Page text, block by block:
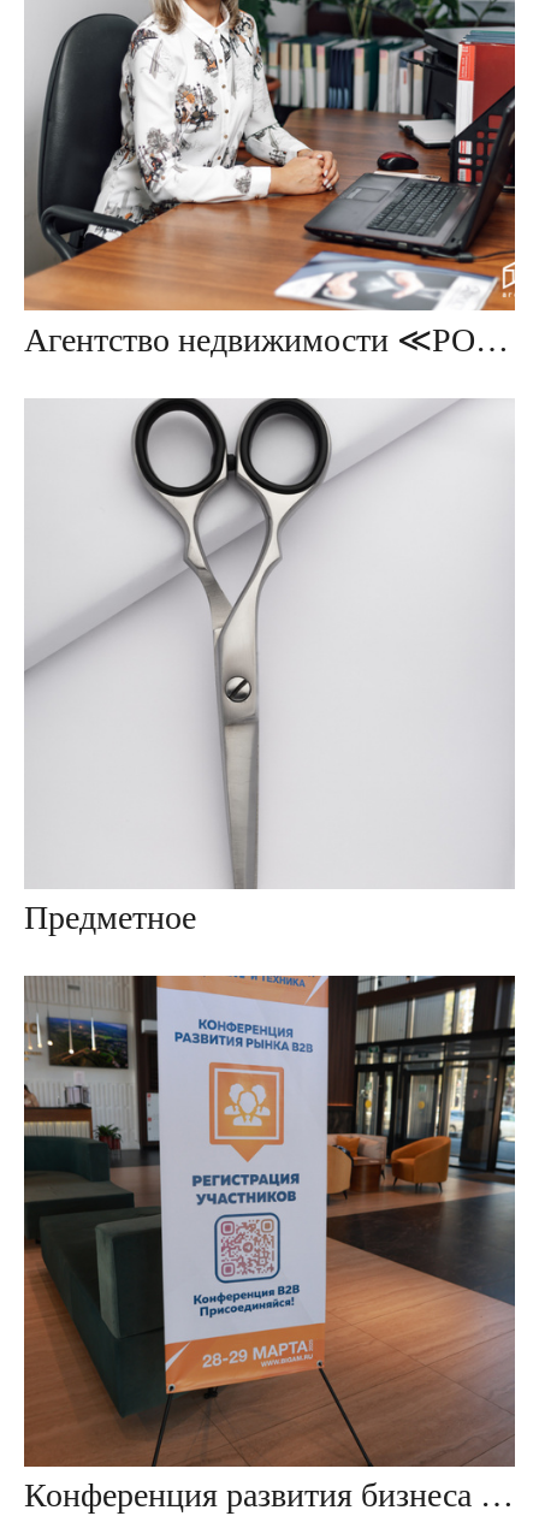
Агентство недвижимости ≪РОСТ≫
Предметное
Конференция развития бизнеса В2В Бигам